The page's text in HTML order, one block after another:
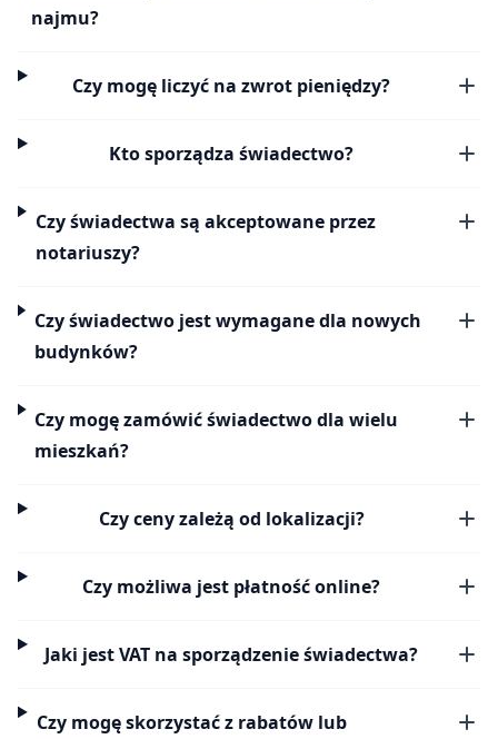
najmu?
Czy mogę liczyć na zwrot pieniędzy?
Kto sporządza świadectwo?
Czy świadectwa są akceptowane przez
notariuszy?
Czy świadectwo jest wymagane dla nowych
budynków?
Czy mogę zamówić świadectwo dla wielu
mieszkań?
Czy ceny zależą od lokalizacji?
Czy możliwa jest płatność online?
Jaki jest VAT na sporządzenie świadectwa?
Czy mogę skorzystać z rabatów lub